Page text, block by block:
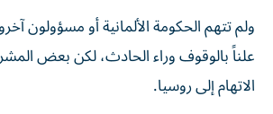
ولم تتهم الحكومة الألمانية أو مسؤولون
علناً بالوقوف وراء الحادث، لكن بعض
الاتهام إلى روسيا.